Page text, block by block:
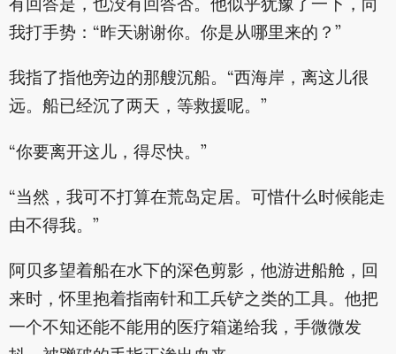
有回答是，也没有回答否。他似乎犹豫了一下，向
我打手势：“昨天谢谢你。你是从哪里来的？”
我指了指他旁边的那艘沉船。“西海岸，离这儿很
远。船已经沉了两天，等救援呢。”
“你要离开这儿，得尽快。”
“当然，我可不打算在荒岛定居。可惜什么时候能走
由不得我。”
阿贝多望着船在水下的深色剪影，他游进船舱，回
来时，怀里抱着指南针和工兵铲之类的工具。他把
一个不知还能不能用的医疗箱递给我，手微微发